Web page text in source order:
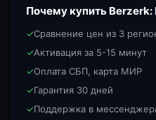
Почему купить Berzerk:
✓Сравнение цен из 3
✓Активация за 5-15 минут
✓Оплата СБП, карта МИР
✓Гарантия 30 дней
✓Поддержка в